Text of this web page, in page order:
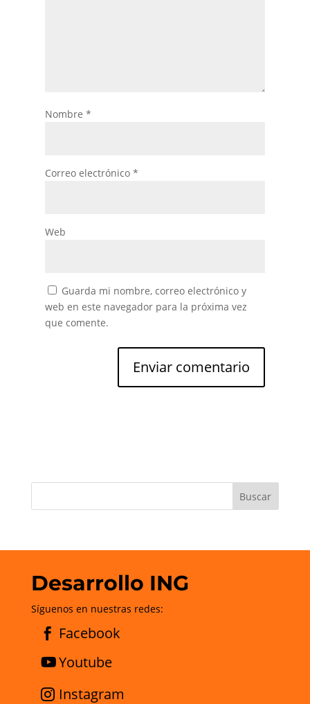
Nombre *
Correo electrónico *
Web
Guarda mi nombre, correo electrónico y
web en este navegador para la próxima vez
que comente.
Desarrollo ING
Síguenos en nuestras redes:
Facebook
Youtube
Instagram